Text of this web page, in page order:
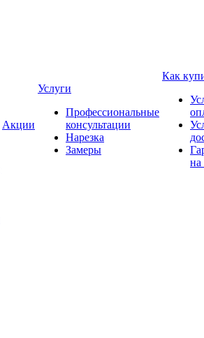
Акции
Услуги
Профессиональные
консультации
Нарезка
Замеры
Как
на